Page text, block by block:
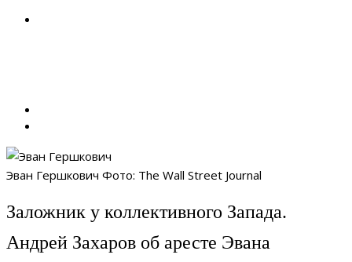
Эван Гершкович Фото: The Wall Street Journal
Заложник у коллективного Запада.
Андрей Захаров об аресте Эвана